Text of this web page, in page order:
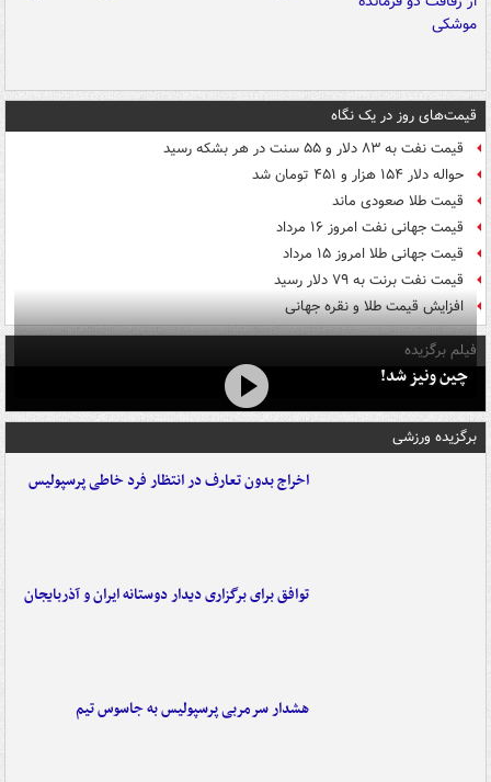
قیمت‌های روز در یک نگاه
قیمت نفت به ۸۳ دلار و ۵۵ سنت در هر بشکه رسید
حواله دلار ۱۵۴ هزار و ۴۵۱ تومان شد
قیمت طلا صعودی ماند
قیمت جهانی نفت امروز ۱۶ مرداد
قیمت جهانی طلا امروز ۱۵ مرداد
قیمت نفت برنت به ۷۹ دلار رسید
افزایش قیمت طلا و نقره جهانی
فیلم برگزیده
چین ونیز شد!
برگزیده ورزشی
اخراج بدون تعارف در انتظار فرد خاطی پرسپولیس
توافق برای برگزاری دیدار دوستانه ایران و آذربایجان
هشدار سرمربی پرسپولیس به جاسوس تیم